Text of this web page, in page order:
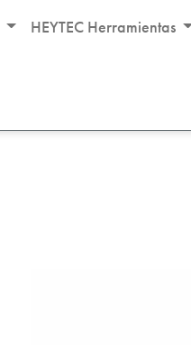
HEYTEC Herramientas